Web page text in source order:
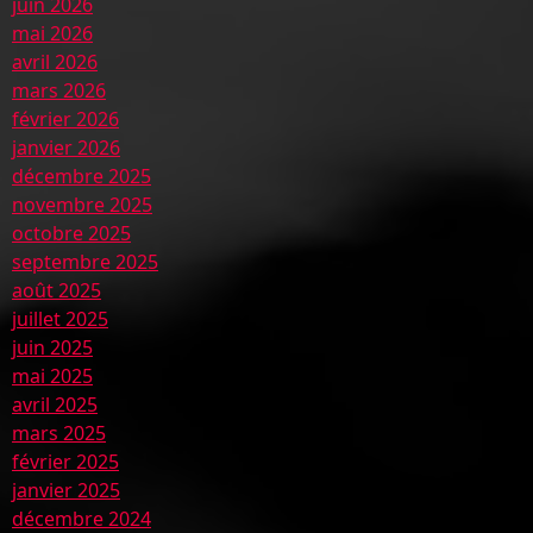
mai 2026
avril 2026
mars 2026
février 2026
janvier 2026
décembre 2025
novembre 2025
octobre 2025
septembre 2025
août 2025
juillet 2025
juin 2025
mai 2025
avril 2025
mars 2025
février 2025
janvier 2025
décembre 2024